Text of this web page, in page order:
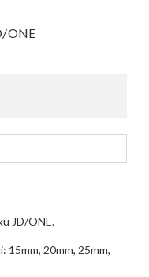
ONE
JD/ONE.
15mm, 20mm, 25mm,